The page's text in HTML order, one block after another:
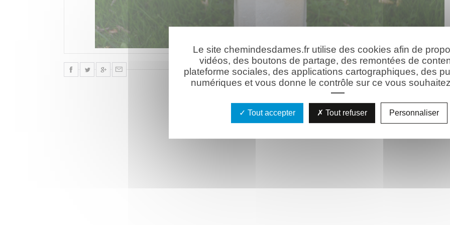
Le site chemindesdames.fr utilise des cookies afin de
vidéos, des boutons de partage, des remontées de
plateforme sociales, des applications cartographiques, des
numériques et vous donne le contrôle sur ce vous
Tout accepter Tout refuser Personnaliser